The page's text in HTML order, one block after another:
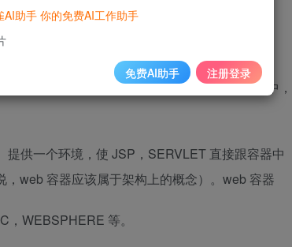
技术来构建分层的企业级应用。在 J2EE 规范中，
供一个环境，使 JSP，SERVLET 直接跟容器中
web 容器应该属于架构上的概念）。web 容器
WEBSPHERE 等。
AI助手 你的免费AI工作助手
免费AI助手 注册登录